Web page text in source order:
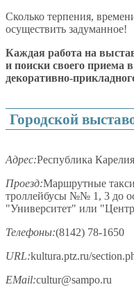
Сколько терпения,
осуществить задуманное!
Каждая работа на
и поиски своего приема
декоративно-
Городской
Адрес:Республика
Проезд:Маршрутные
троллейбусы №№ 1, 3 до
"Университет" или
Телефоны:(8142) 78-1650
URL:kultura.ptz.ru/
EMail:cultur@sampo.ru